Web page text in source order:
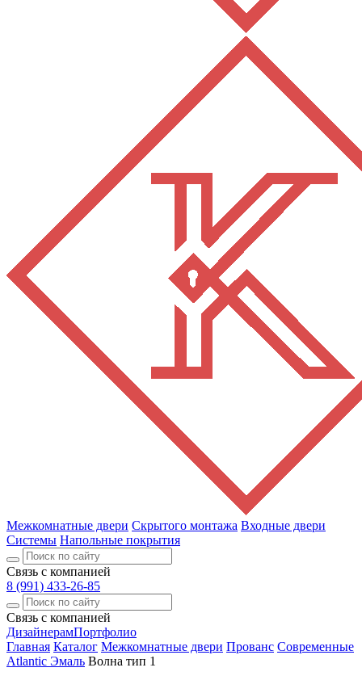
Межкомнатные двери Скрытого монтажа Входные двери
Системы Напольные покрытия
Связь с компанией
8 (991) 433-26-85
Связь с компанией
ДизайнерамПортфолио
Главная Каталог Межкомнатные двери Прованс Современные
Atlantic Эмаль Волна тип 1